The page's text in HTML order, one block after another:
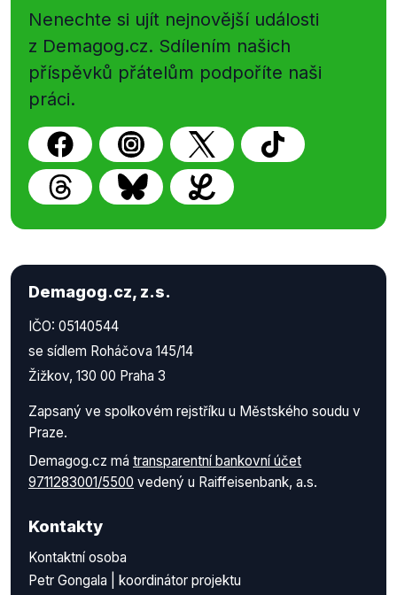
Nenechte si ujít nejnovější události
z Demagog.cz. Sdílením našich
příspěvků přátelům podpoříte naši
práci.
Demagog.cz, z.s.
IČO: 05140544
se sídlem Roháčova 145/14
Žižkov, 130 00 Praha 3
Zapsaný ve spolkovém rejstříku u Městského soudu v
Praze.
Demagog.cz má transparentní bankovní účet
9711283001/5500 vedený u Raiffeisenbank, a.s.
Kontakty
Kontaktní osoba
Petr Gongala | koordinátor projektu